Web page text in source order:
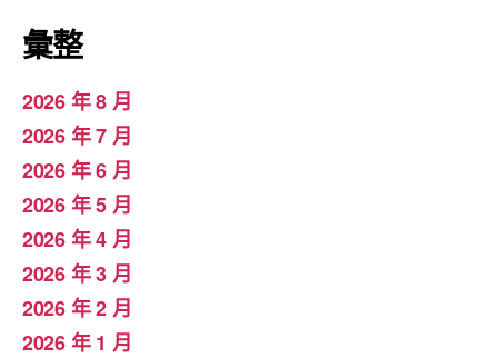
彙整
2026 年 8 月
2026 年 7 月
2026 年 6 月
2026 年 5 月
2026 年 4 月
2026 年 3 月
2026 年 2 月
2026 年 1 月